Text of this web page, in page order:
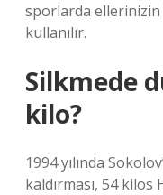
sporlarda ellerinizin
kullanılır.
Silkmede
kilo?
1994 yılında
kaldırması, 54 kilos